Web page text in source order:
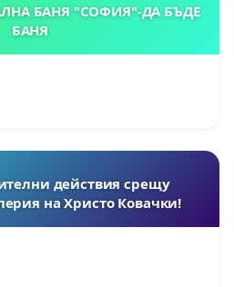
БАНЯ "СОФИЯ"-ДА БЪДЕ
БАНЯ
действия срещу
на Христо Ковачки!